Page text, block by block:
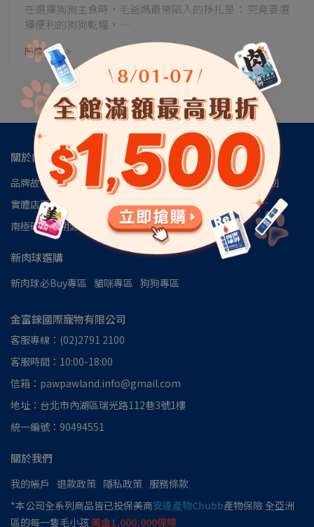
在選擇狗狗主食時，毛爸媽最常陷入的掙扎是： 究竟要選
擇便利的狗狗乾糧，⋯
閱讀更多 ->
關於肉球
品牌故事 肉球會員專區 肉球世界官方LINE 肉球世界訂閱制
實體店面 安心檢驗報告 認識磷蝦油
南極磷蝦油朔源│南極洲48區 見證推薦
新肉球選購
新肉球必Buy專區 貓咪專區 狗狗專區
金富錸國際寵物有限公司
客服專線：(02)2791 2100
客服時間：10:00-18:00
信箱：pawpawland.info@gmail.com
地址：台北市內湖區瑞光路112巷3號1樓
統一編號：90494551
關於我們
我的帳戶 退款政策 隱私政策 服務條款
*本公司全系列商品皆已投保美商安達產物Chubb產物保險 全亞洲
區的每一隻毛小孩美金1,000,000保障